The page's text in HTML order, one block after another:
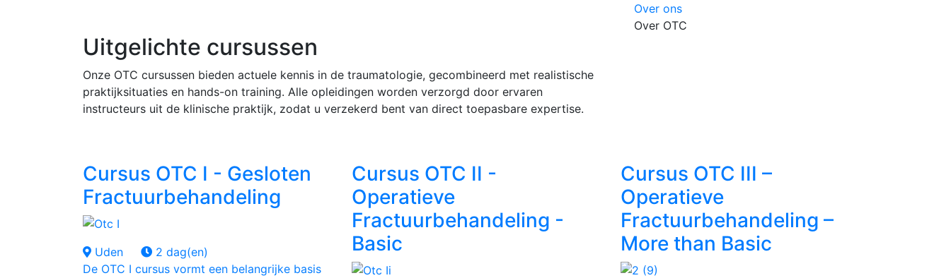
Over ons
Over OTC
Uitgelichte cursussen
Onze OTC cursussen bieden actuele kennis in de traumatologie, gecombineerd met realistische
praktijksituaties en hands-on training. Alle opleidingen worden verzorgd door ervaren
instructeurs uit de klinische praktijk, zodat u verzekerd bent van direct toepasbare expertise.
Cursus OTC I - Gesloten
Fractuurbehandeling
Uden
2 dag(en)
De OTC I cursus vormt een belangrijke basis
Cursus OTC II -
Operatieve
Fractuurbehandeling -
Basic
Cursus OTC III –
Operatieve
Fractuurbehandeling –
More than Basic